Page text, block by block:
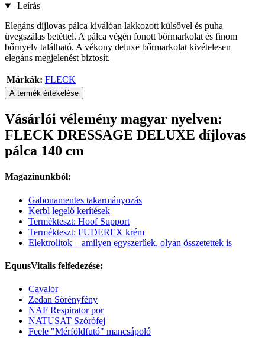
Leírás
Elegáns díjlovas pálca kiválóan lakkozott külsővel és puha
üvegszálas betéttel. A pálca végén fonott bőrmarkolat és finom
bőrnyelv található. A vékony deluxe bőrmarkolat kivételesen
elegáns megjelenést biztosít.
Márkák: FLECK
A termék értékelése
Vásárlói vélemény magyar nyelven:
FLECK DRESSAGE DELUXE díjlovas
pálca 140 cm
Magazinunkból:
Gabonamentes takarmányozás
Kerbl legelő kerítések
Termékteszt: Hoof Support
Termékteszt: FUDEREX krém
Elektrolitok – amilyen egyszerűek, olyan összetettek is
EquusVitalis felfedezése:
Cavalor
Zedan Sörényfény
NAF Respirator por
NATUSAT Szórófej
Feele "Mérföldfutó" mancsápoló